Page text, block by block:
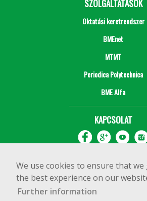
We use cookies to ensure that we
the best experience on our
Further information
SZOLGÁLTATÁSOK
Oktatási keretrendszer
BMEnet
MTMT
Periodica Polytechnica
BME Alfa
KAPCSOLAT